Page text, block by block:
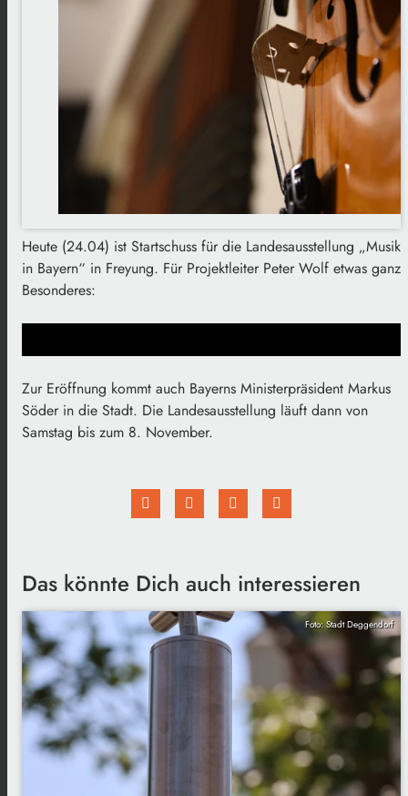
Heute (24.04) ist Startschuss für die Landesausstellung „Musik
in Bayern“ in Freyung. Für Projektleiter Peter Wolf etwas ganz
Besonderes:
Zur Eröffnung kommt auch Bayerns Ministerpräsident Markus
Söder in die Stadt. Die Landesausstellung läuft dann von
Samstag bis zum 8. November.
Das könnte Dich auch interessieren
Foto: Stadt Deggendorf